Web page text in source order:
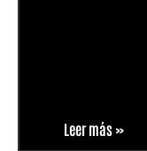
Leer más »